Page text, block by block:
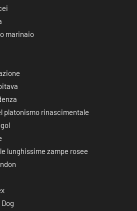
marinaio
platonismo rinascimentale
lunghissime zampe rosee